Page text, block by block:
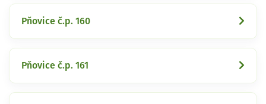
Pňovice č.p. 160
Pňovice č.p. 161